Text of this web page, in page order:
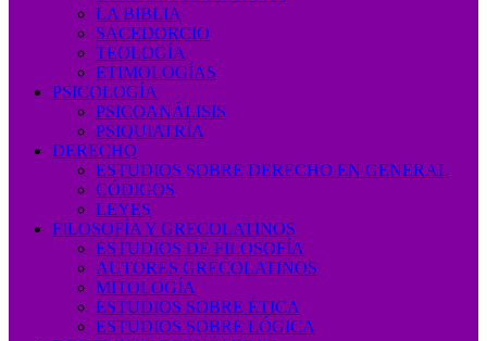
LA BIBLIA
SACEDORCIO
TEOLOGÍA
ETIMOLOGÍAS
PSICOLOGÍA
PSICOANÁLISIS
PSIQUIATRÍA
DERECHO
ESTUDIOS SOBRE DERECHO EN GENERAL
CÓDIGOS
LEYES
FILOSOFÍA Y GRECOLATINOS
ESTUDIOS DE FILOSOFÍA
AUTORES GRECOLATINOS
MITOLOGÍA
ESTUDIOS SOBRE ÉTICA
ESTUDIOS SOBRE LÓGICA